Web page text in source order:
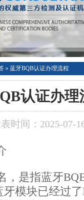
» 蓝牙BQB认证办理流程
认证办理
时间：2025-07-
，是指蓝牙
牙模块已经过